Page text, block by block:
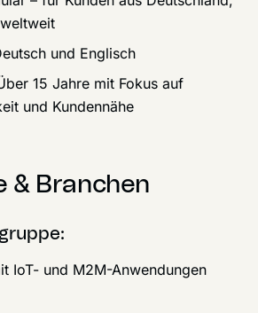
und Englisch
15 Jahre mit Fokus auf
und Kundennähe
& Branchen
IoT- und M2M-Anwendungen